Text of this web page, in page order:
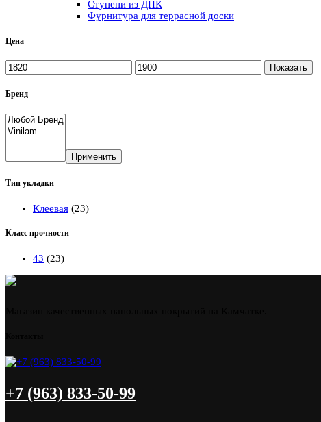
Ступени из ДПК
Фурнитура для террасной доски
Цена
Показать
Бренд
Применить
Тип укладки
Клеевая (23)
Класс прочности
43 (23)
+7 (963) 833-50-99